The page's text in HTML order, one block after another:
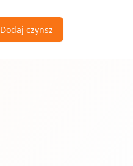
Dodaj czynsz